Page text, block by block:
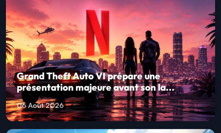
Grand Theft Auto VI prépare une
présentation majeure avant son la...
06 Août 2026